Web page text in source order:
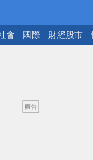
會 國際 財經股市
看出睿智
午2點半發海警！陸